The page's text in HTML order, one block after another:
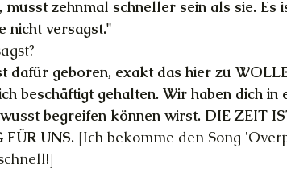
zehnmal schneller sein als sie. Es
nicht versagst."
dafür geboren, exakt das hier zu
beschäftigt gehalten. Wir haben dich in
begreifen können wirst. DIE ZEIT
FÜR UNS. [Ich bekomme den Song